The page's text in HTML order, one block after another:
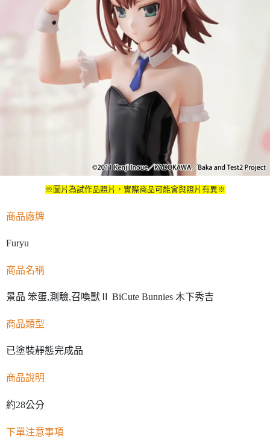
※圖片為試作品照片，實際商品可能會與照片有異※
商品廠牌
Furyu
商品名稱
景品 笨蛋,測驗,召喚獸Ⅱ BiCute Bunnies 木下秀吉
商品類型
已塗裝靜態完成品
商品說明
約28公分
下單注意事項